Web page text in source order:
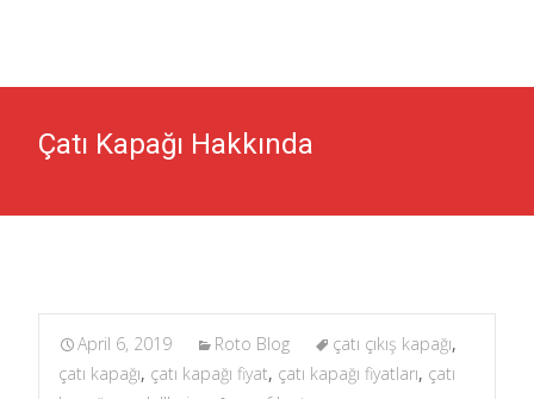
Çatı Kapağı Hakkında
April 6, 2019 Roto Blog çatı çıkış kapağı,
çatı kapağı, çatı kapağı fiyat, çatı kapağı fiyatları, çatı